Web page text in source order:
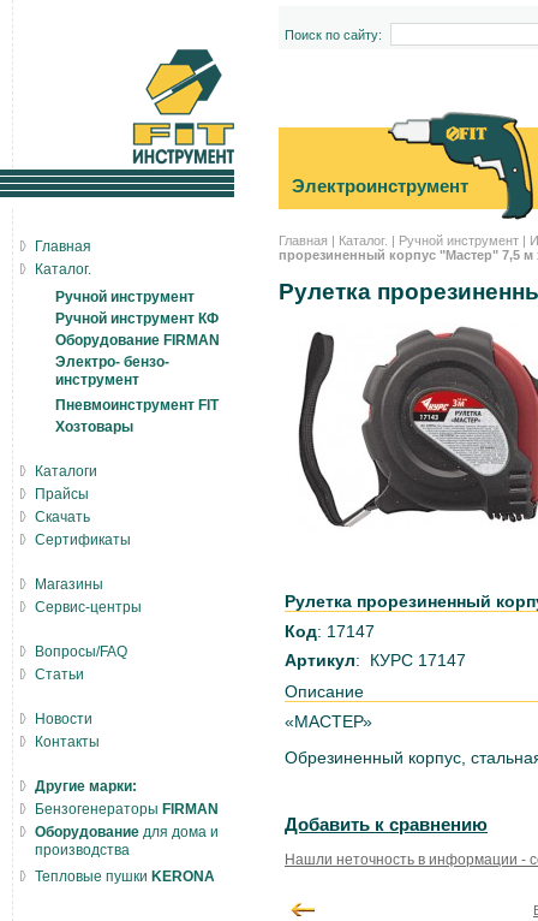
Поиск по сайту:
Электроинструмент
Главная | Каталог. | Ручной инструмент |
прорезиненный корпус "Мастер" 7,5 м
Рулетка
Рулетка прорезиненный
Код: 17147
Артикул: КУРС 17147
Описание
«МАСТЕР»
Обрезиненный корпус,
Добавить к сравнению
Нашли неточность в информации -
Главная
Каталог.
Ручной инструмент
Ручной инструмент КФ
Оборудование FIRMAN
Электро- бензо-
инструмент
Пневмоинструмент FIT
Хозтовары
Каталоги
Прайсы
Скачать
Сертификаты
Магазины
Сервис-центры
Вопросы/FAQ
Статьи
Новости
Контакты
Другие марки:
Бензогенераторы FIRMAN
Оборудование для дома и
производства
Тепловые пушки KERONA